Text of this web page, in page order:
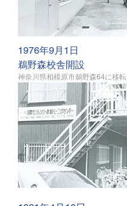
1976年9月1日
鵜野森校舎開設
神奈川県相模原市鵜野森64に移転